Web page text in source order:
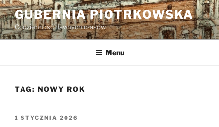
Przejdź
do
treści
GUBERNIA PIOTRKOWSKA
Codzienność dawnych czasów
Menu
TAG: NOWY ROK
OPUBLIKOWANE
1 STYCZNIA 2026